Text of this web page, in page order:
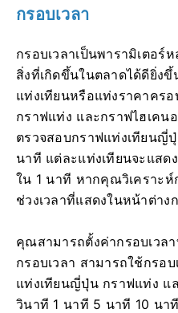
กรอบเวลา
กรอบเวลาเป็นพารามิเตอร์
สิ่งที่เกิดขึ้นในตลาดได้ดียิ่ง
แท่งเทียนหรือแท่งราคาคร
กราฟแท่ง และกราฟไฮเค
ตรวจสอบกราฟแท่งเทียนญี่
นาที แต่ละแท่งเทียนจะแสด
ใน 1 นาที หากคุณวิเคราะห์
ช่วงเวลาที่แสดงในหน้าต่าง
คุณสามารถตั้งค่ากรอบเวล
กรอบเวลา สามารถใช้กรอ
แท่งเทียนญี่ปุ่น กราฟแท่ง แ
วินาที 1 นาที 5 นาที 10 นา